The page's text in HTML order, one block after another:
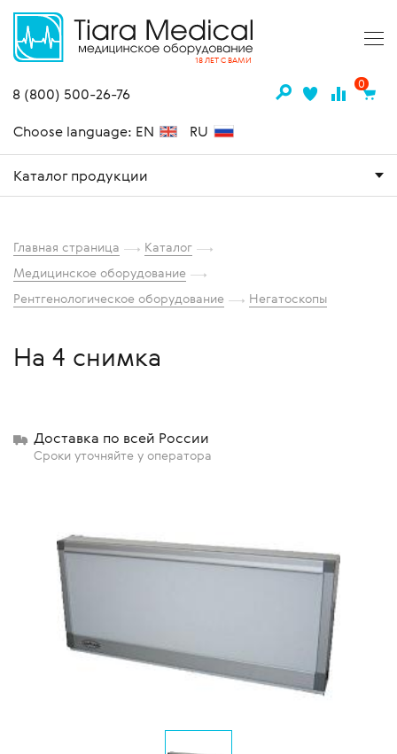
18 ЛЕТ С ВАМИ
8 (800) 500-26-76
0
Choose language: EN RU
Каталог продукции
Главная страница
Каталог
Медицинское оборудование
Рентгенологическое оборудование
Негатоскопы
На 4 снимка
Доставка по всей России
Сроки уточняйте у оператора